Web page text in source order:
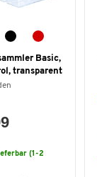
Basic,
transparent
(1-2